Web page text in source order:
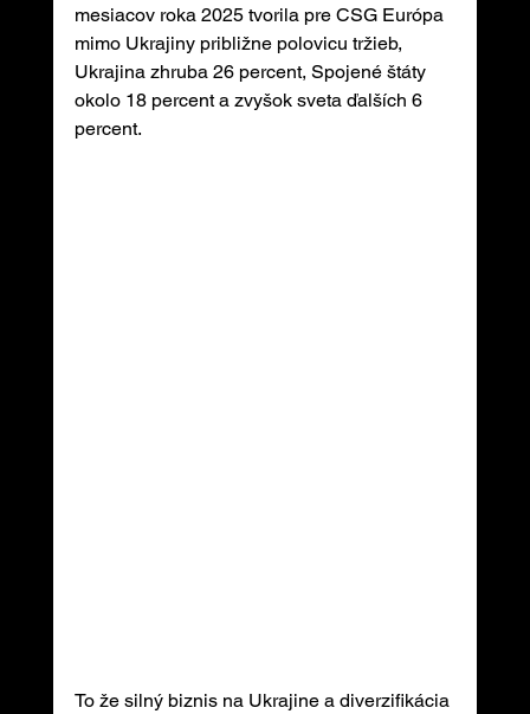
mesiacov roka 2025 tvorila pre CSG Európa
mimo Ukrajiny približne polovicu tržieb,
Ukrajina zhruba 26 percent, Spojené štáty
okolo 18 percent a zvyšok sveta ďalších 6
percent.
To že silný biznis na Ukrajine a diverzifikácia